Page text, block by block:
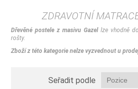
ZDRAVOTNÍ
Dřevěné postele z masivu Gazel lze vhodně
rošty.
Zboží z této kategorie nelze vyzvednout u
Seřadit podle